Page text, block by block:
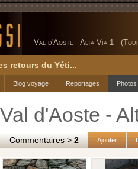
Val d'Aoste - Alta Via 1 -
retours du Yéti...
Photos
Reportages
Blog voyage
Val d'Aoste -
Commentaires >2 Ajouter